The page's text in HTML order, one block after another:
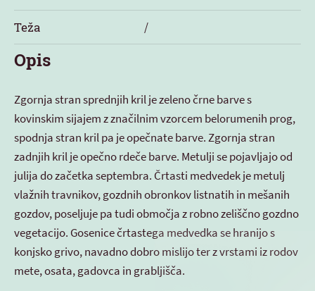
Teža /
Opis
Zgornja stran sprednjih kril je zeleno črne barve s
kovinskim sijajem z značilnim vzorcem belorumenih prog,
spodnja stran kril pa je opečnate barve. Zgornja stran
zadnjih kril je opečno rdeče barve. Metulji se pojavljajo od
julija do začetka septembra. Črtasti medvedek je metulj
vlažnih travnikov, gozdnih obronkov listnatih in mešanih
gozdov, poseljuje pa tudi območja z robno zeliščno gozdno
vegetacijo. Gosenice črtastega medvedka se hranijo s
konjsko grivo, navadno dobro mislijo ter z vrstami iz rodov
mete, osata, gadovca in grabljišča.